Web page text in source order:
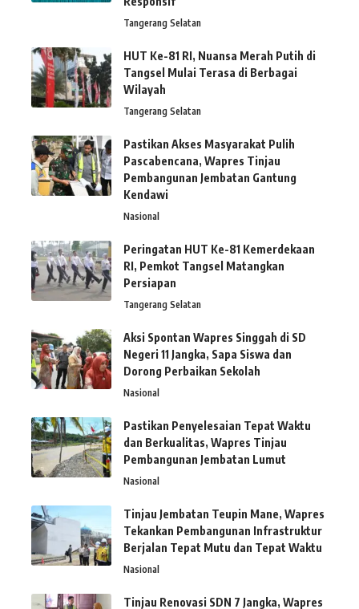
Tangerang Selatan
HUT Ke-81 RI, Nuansa Merah Putih di
Tangsel Mulai Terasa di Berbagai
Wilayah
Tangerang Selatan
Pastikan Akses Masyarakat Pulih
Pascabencana, Wapres Tinjau
Pembangunan Jembatan Gantung
Kendawi
Nasional
Peringatan HUT Ke-81 Kemerdekaan
RI, Pemkot Tangsel Matangkan
Persiapan
Tangerang Selatan
Aksi Spontan Wapres Singgah di SD
Negeri 11 Jangka, Sapa Siswa dan
Dorong Perbaikan Sekolah
Nasional
Pastikan Penyelesaian Tepat Waktu
dan Berkualitas, Wapres Tinjau
Pembangunan Jembatan Lumut
Nasional
Tinjau Jembatan Teupin Mane, Wapres
Tekankan Pembangunan Infrastruktur
Berjalan Tepat Mutu dan Tepat Waktu
Nasional
Tinjau Renovasi SDN 7 Jangka, Wapres